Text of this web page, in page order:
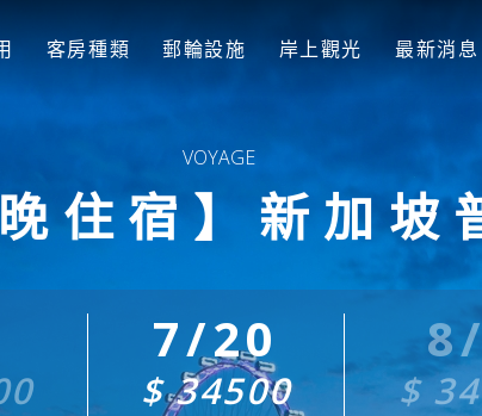
客房種類 郵輪設施 岸上觀光 最新消息
住宿】新加
7/20
$ 34500 $